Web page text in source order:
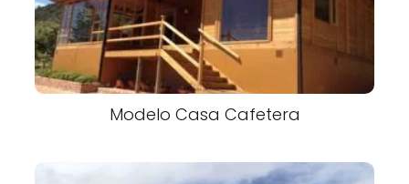
Modelo Casa Cafetera